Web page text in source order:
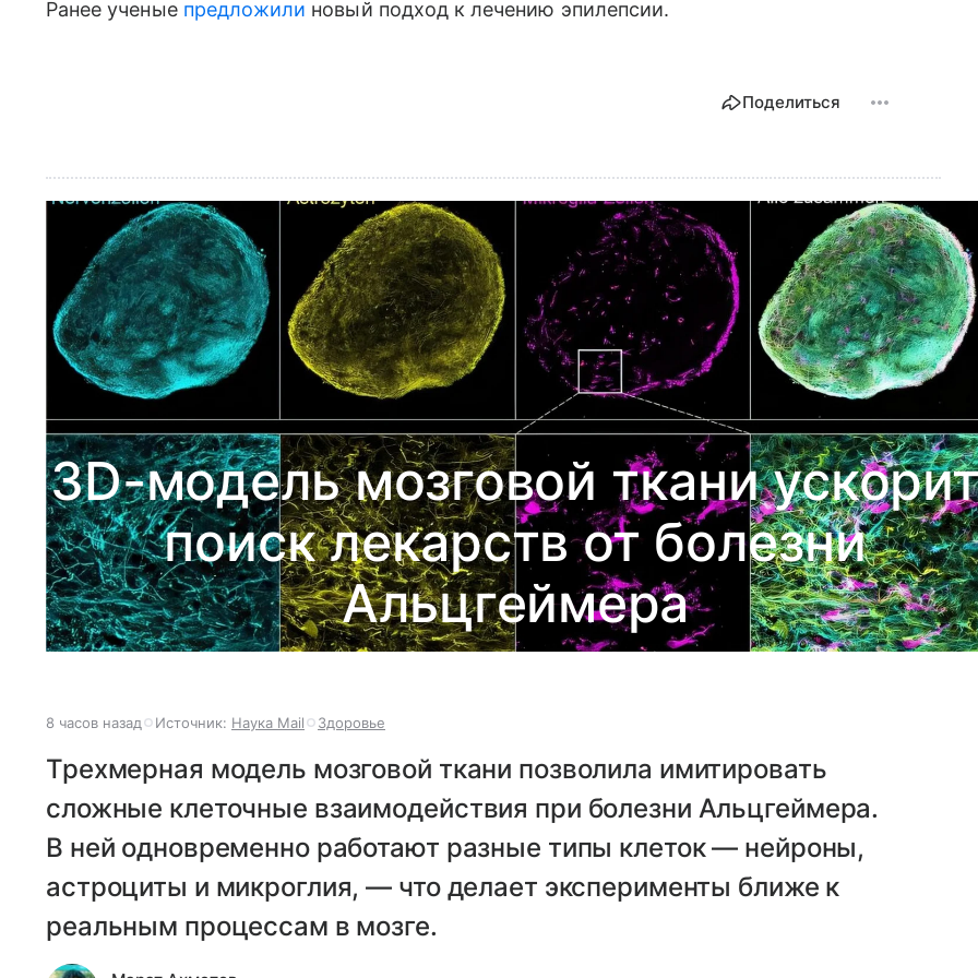
Ранее ученые предложили новый подход к лечению эпилепсии.
Поделиться
3D-модель мозговой ткани
поиск лекарств от болезни
Альцгеймера
8 часов назад Источник: Наука Mail Здоровье
Трехмерная модель мозговой ткани позволила имитировать
сложные клеточные взаимодействия при болезни Альцгеймера.
В ней одновременно работают разные типы клеток — нейроны,
астроциты и микроглия, — что делает эксперименты ближе к
реальным процессам в мозге.